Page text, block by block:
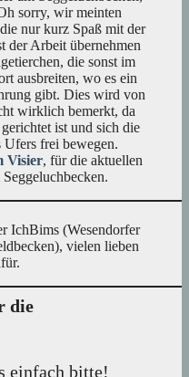
sorry, wir meinten
nur kurz Spaß mit der
der Arbeit übernehmen
die sonst im
ausbreiten, wo es ein
gibt. Dies wird von
wirklich bemerkt, da
ist und sich die
Ufers frei bewegen.
Visier, für die aktuellen
IchBims (Wesendorfer
vielen lieben
die
einfach bitte!